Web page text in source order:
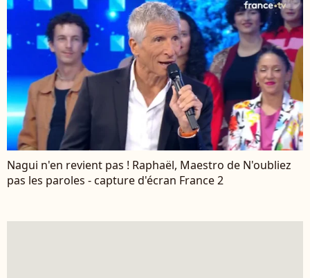
Nagui n'en revient pas ! Raphaël, Maestro de N'oubliez
pas les paroles - capture d'écran France 2